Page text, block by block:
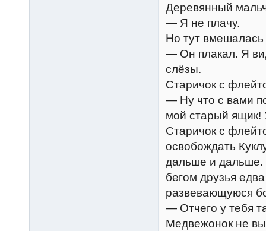
Деревянный
— Я не плачу.
Но тут вмешалась
— Он плакал. Я
слёзы.
Старичок с
— Ну что с вами
мой старый ящик!
Старичок с
освобождать
дальше и дальше.
бегом друзья
развевающуюся
— Отчего у тебя
Медвежонок не